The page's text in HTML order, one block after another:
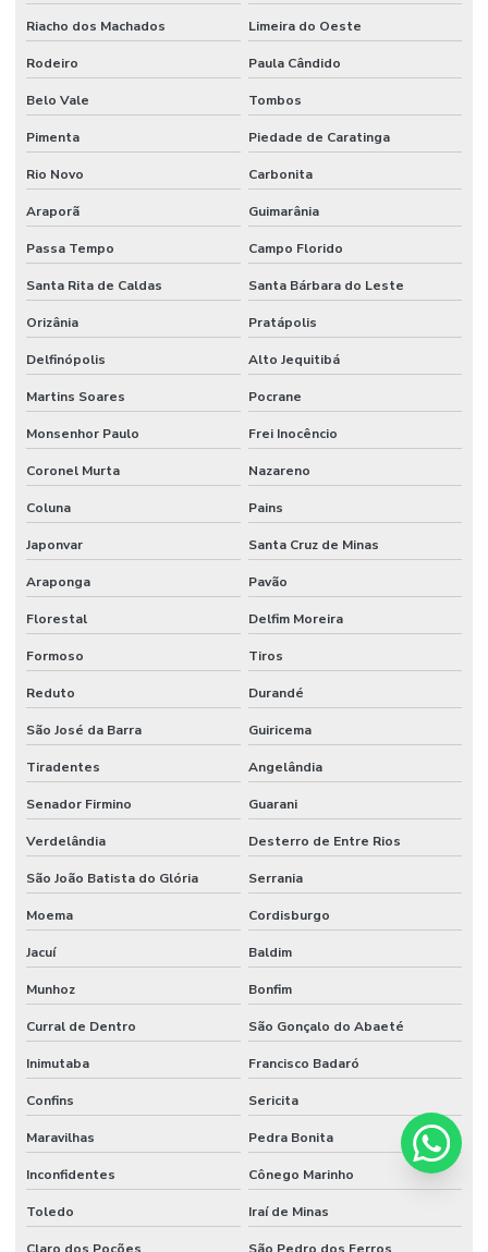
Riacho dos Machados Limeira do Oeste
Rodeiro Paula Cândido
Belo Vale Tombos
Pimenta Piedade de Caratinga
Rio Novo Carbonita
Araporã Guimarânia
Passa Tempo Campo Florido
Santa Rita de Caldas Santa Bárbara do Leste
Orizânia Pratápolis
Delfinópolis Alto Jequitibá
Martins Soares Pocrane
Monsenhor Paulo Frei Inocêncio
Coronel Murta Nazareno
Coluna Pains
Japonvar Santa Cruz de Minas
Araponga Pavão
Florestal Delfim Moreira
Formoso Tiros
Reduto Durandé
São José da Barra Guiricema
Tiradentes Angelândia
Senador Firmino Guarani
Verdelândia Desterro de Entre Rios
São João Batista do Glória Serrania
Moema Cordisburgo
Jacuí Baldim
Munhoz Bonfim
Curral de Dentro São Gonçalo do Abaeté
Inimutaba Francisco Badaró
Confins Sericita
Maravilhas Pedra Bonita
Inconfidentes Cônego Marinho
Toledo Iraí de Minas
Claro dos Poções São Pedro dos Ferros